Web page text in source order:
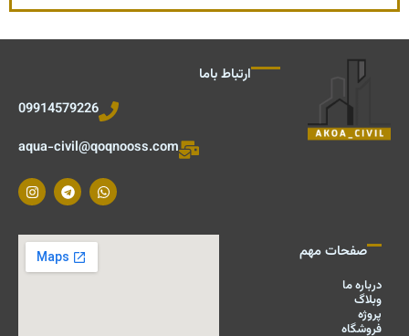
ارتباط باما
09914579226
aqua-civil@qoqnooss.com
W
h
a
s
T
e
g
r
a
m
I
n
s
a
g
r
a
صفحات مهم
درباره ما
وبلاگ
پروژه
فروشگاه